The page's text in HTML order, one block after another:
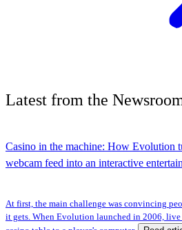
Latest from the
Casino in the machine: How Evolution
webcam feed into an interactive
At first, the main challenge was convincing
it gets. When Evolution launched in 2006, live